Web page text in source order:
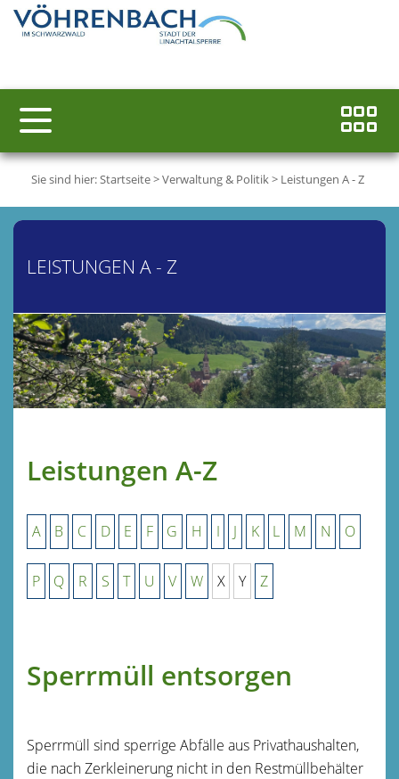
Sie sind hier:Startseite>Verwaltung & Politik> Leistungen A - Z
LEISTUNGEN A - Z
Leistungen A-Z
A B C D E F G H I J K L M N O
P Q R S T U V W X Y Z
Sperrmüll entsorgen
Sperrmüll sind sperrige Abfälle aus Privathaushalten,
die nach Zerkleinerung nicht in den Restmüllbehälter